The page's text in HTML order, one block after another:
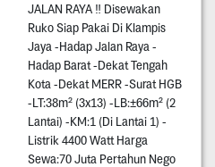
JALAN RAYA ‼️ Disewakan
Ruko Siap Pakai Di Klampis
Jaya -Hadap Jalan Raya -
Hadap Barat -Dekat Tengah
Kota -Dekat MERR -Surat HGB
-LT:38m² (3x13) -LB:±66m² (2
Lantai) -KM:1 (Di Lantai 1) -
Listrik 4400 Watt Harga
Sewa:70 Juta Pertahun Nego